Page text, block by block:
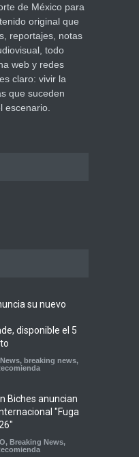
de México para
original que
reportajes, notas
todo
web y redes
claro: vivir la
que suceden
escenario.
su nuevo
disponible el 5
, breaking news,
Biches anuncian
"Fuga
, Breaking News,